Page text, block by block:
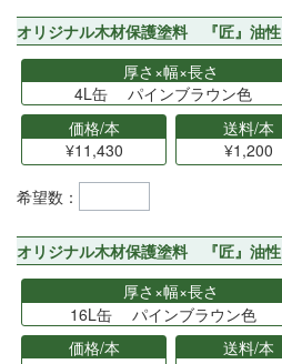
オリジナル木材保護塗料 『匠』油性
厚さ×幅×長さ
4L缶 パインブラウン色
価格/本
¥11,430
送料/本
¥1,200
希望数：
オリジナル木材保護塗料 『匠』油性
厚さ×幅×長さ
16L缶 パインブラウン色
価格/本
送料/本